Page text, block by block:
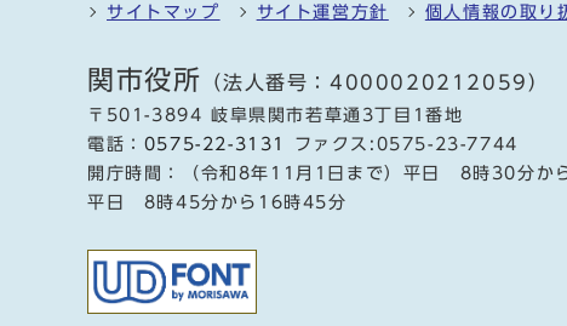
サイトマップ サイト運営方針 個人情報の取り
関市役所 （法人番号：4000020212059）
〒501-3894 岐阜県関市若草通3丁目1番地
電話： 0575-22-3131
ファクス:0575-23-7744
開庁時間：（令和8年11月1日まで）平日 8時30分か
平日 8時45分から16時45分